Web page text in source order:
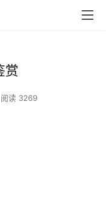
赏
阅读 3269